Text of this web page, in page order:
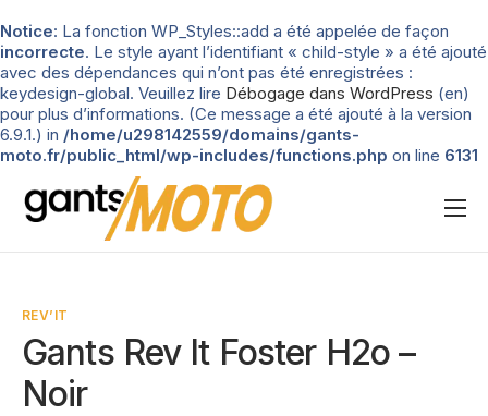
Notice: La fonction WP_Styles::add a été appelée de façon
incorrecte. Le style ayant l’identifiant « child-style » a été ajouté
avec des dépendances qui n’ont pas été enregistrées :
keydesign-global. Veuillez lire Débogage dans WordPress (en)
pour plus d’informations. (Ce message a été ajouté à la version
6.9.1.) in /home/u298142559/domains/gants-
moto.fr/public_html/wp-includes/functions.php on line 6131
Nos tests
Types de gants
Guide d’achat
REV’IT
Gants Rev It Foster H2o –
Noir